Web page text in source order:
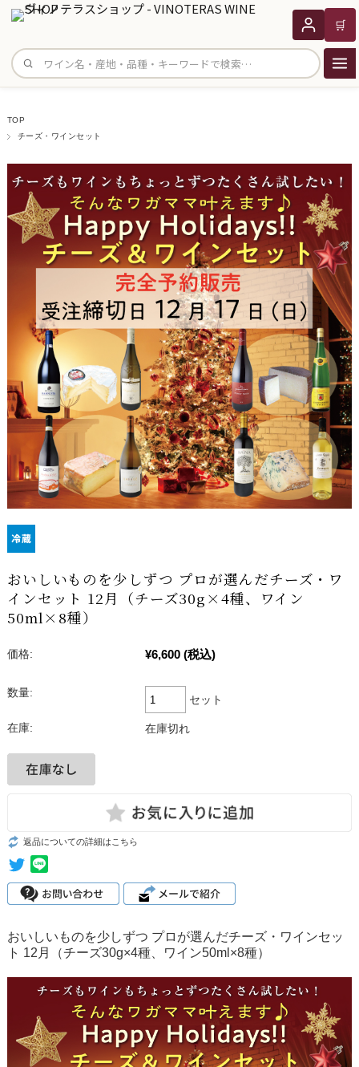
サイト内検索
🛒
TOP
チーズ・ワインセット
おいしいものを少しずつ プロが選んだチーズ・ワ
インセット 12月（チーズ30g×4種、ワイン
50ml×8種）
価格: ¥6,600 (税込)
数量:
セット
在庫: 在庫切れ
返品についての詳細はこちら
おいしいものを少しずつ プロが選んだチーズ・ワインセッ
ト 12月（チーズ30g×4種、ワイン50ml×8種）